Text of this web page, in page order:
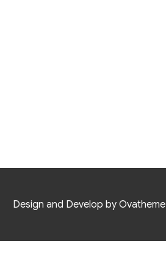
Design and Develop by Ovatheme